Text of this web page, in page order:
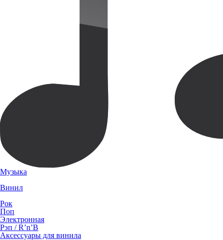
Музыка
Винил
Рок
Поп
Электронная
Рэп / R’n’B
Аксессуары для винила